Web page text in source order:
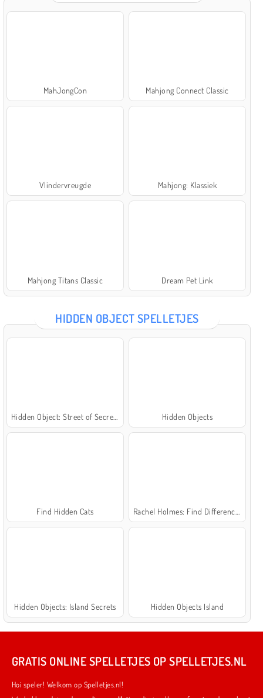
MahJongCon Mahjong Connect Classic
Vlindervreugde Mahjong: Klassiek
Mahjong Titans Classic Dream Pet Link
HIDDEN OBJECT SPELLETJES
Hidden Objects
Find Hidden Cats
Hidden Objects: Island Secrets Hidden Objects Island
GRATIS ONLINE SPELLETJES OP SPELLETJES.NL
Hoi speler! Welkom op Spelletjes.nl!